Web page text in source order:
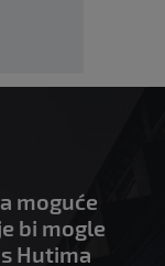
moguće
bi mogle
Hutima